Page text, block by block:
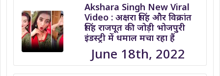
Akshara Singh New Viral
Video : अक्षरा सिंह और विक्रांत
सिंह राजपूत की जोड़ी भोजपुरी
इंडस्ट्री में धमाल मचा रहा हैं
June 18th, 2022